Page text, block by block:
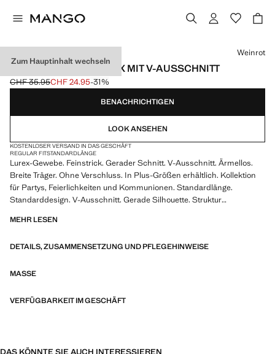
Zum Hauptinhalt wechseln
STRICKTOP AUS LUREX MIT V-AUSSCHNITT
Ausgangspreis durchgestrichen [CHF 35.95 ]
CHF 35.95
Aktueller Preis [CHF 24.95 ]
CHF 24.95-31%
Wählen Sie eine Farbe
Weinrot
BENACHRICHTIGEN
LOOK ANSEHEN
KOSTENLOSER VERSAND IN DAS GESCHÄFT
REGULAR FITSTANDARDLÄNGE
Lurex-Gewebe. Feinstrick. Gerader Schnitt. V-Ausschnitt. Ärmellos.
Breite Träger. Ohne Verschluss. In Plus-Größen erhältlich. Kollektion
für Partys, Feierlichkeiten und Kommunionen. Standardlänge.
Standarddesign. V-Ausschnitt. Gerade Silhouette. Struktur
Ärmellänge Dünner Träger. Ohne Verschluss. Dieses Kleidungsstück
um deine Looks bei besonderen Anlässen zu veredeln. Produkt im
MEHR LESEN
DETAILS, ZUSAMMENSETZUNG UND PFLEGEHINWEISE
MASSE
VERFÜGBARKEIT IM GESCHÄFT
DAS KÖNNTE SIE AUCH INTERESSIEREN